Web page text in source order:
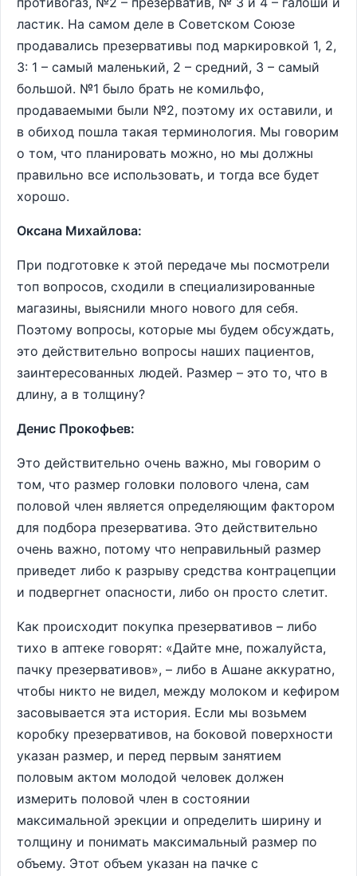
ластик. На самом деле в Советском Союзе
продавались презервативы под маркировкой 1, 2,
3: 1 – самый маленький, 2 – средний, 3 – самый
большой. №1 было брать не комильфо,
продаваемыми были №2, поэтому их оставили, и
в обиход пошла такая терминология. Мы говорим
о том, что планировать можно, но мы должны
правильно все использовать, и тогда все будет
хорошо.
Оксана Михайлова:
При подготовке к этой передаче мы посмотрели
топ вопросов, сходили в специализированные
магазины, выяснили много нового для себя.
Поэтому вопросы, которые мы будем обсуждать,
это действительно вопросы наших пациентов,
заинтересованных людей. Размер – это то, что в
длину, а в толщину?
Денис Прокофьев:
Это действительно очень важно, мы говорим о
том, что размер головки полового члена, сам
половой член является определяющим фактором
для подбора презерватива. Это действительно
очень важно, потому что неправильный размер
приведет либо к разрыву средства контрацепции
и подвергнет опасности, либо он просто слетит.
Как происходит покупка презервативов – либо
тихо в аптеке говорят: «Дайте мне, пожалуйста,
пачку презервативов», – либо в Ашане аккуратно,
чтобы никто не видел, между молоком и кефиром
засовывается эта история. Если мы возьмем
коробку презервативов, на боковой поверхности
указан размер, и перед первым занятием
половым актом молодой человек должен
измерить половой член в состоянии
максимальной эрекции и определить ширину и
толщину и понимать максимальный размер по
объему. Этот объем указан на пачке с